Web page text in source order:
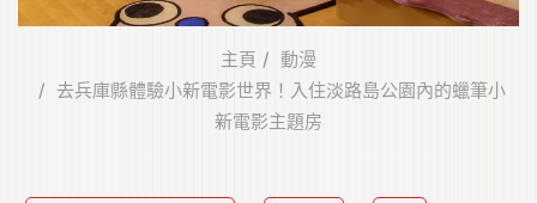
Search
for:
主頁
動漫
去兵庫縣體驗小新電影世界！入住淡路島公園內的蠟筆小
新電影主題房